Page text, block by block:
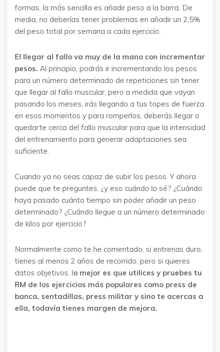
formas, la más sencilla es añadir peso a la barra. De
media, no deberías tener problemas en añadir un 2,5%
del peso total por semana a cada ejercicio.
El llegar al fallo va muy de la mano con incrementar
pesos. Al principio, podrás ir incrementando los pesos
para un número determinado de repeticiones sin tener
que llegar al fallo muscular, pero a medida que vayan
pasando los meses, irás llegando a tus topes de fuerza
en esos momentos y para romperlos, deberás llegar o
quedarte cerca del fallo muscular para que la intensidad
del entrenamiento para generar adaptaciones sea
suficiente.
Cuando ya no seas capaz de subir los pesos. Y ahora
puede que te preguntes, ¿y eso cuándo lo sé? ¿Cuándo
haya pasado cuánto tiempo sin poder añadir un peso
determinado? ¿Cuándo llegue a un número determinado
de kilos por ejercicio?
Normalmente como te he comentado, si entrenas duro,
tienes al menos 2 años de recorrido, pero si quieres
datos objetivos, lo mejor es que utilices y pruebes tu
RM de los ejercicios más populares como press de
banca, sentadillas, press militar y sino te acercas a
ella, todavía tienes margen de mejora.